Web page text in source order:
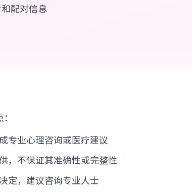
配对信息
专业心理咨询或医疗建议
，不保证其准确性或完整性
定，建议咨询专业人士